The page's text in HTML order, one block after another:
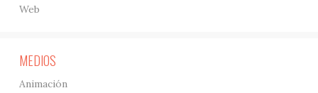
Web
MEDIOS
Animación